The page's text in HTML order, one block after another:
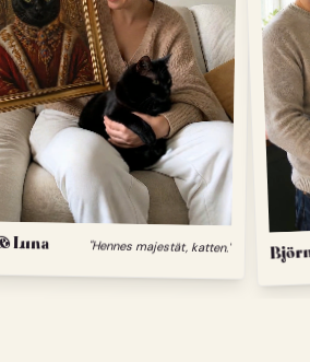
Luna "Hennes majestät, katten."